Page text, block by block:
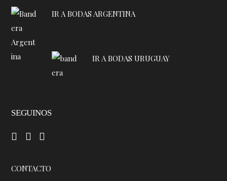
IR A BODAS ARGENTINA
IR A BODAS URUGUAY
SEGUINOS
CONTACTO